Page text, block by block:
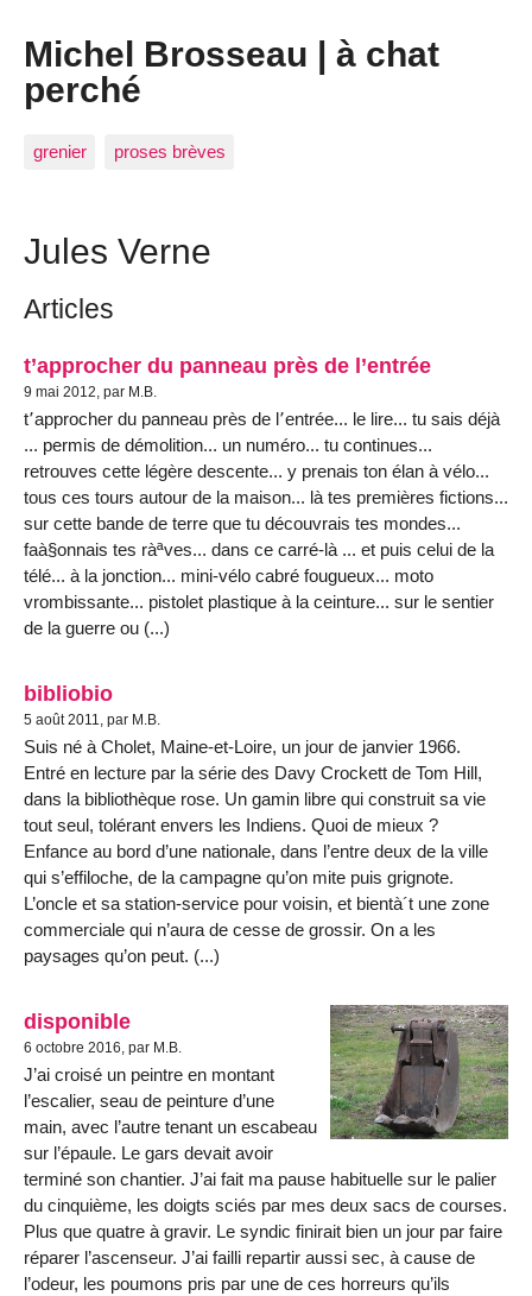
Michel Brosseau | à chat
perché
grenier proses brèves
Jules Verne
Articles
t’approcher du panneau près de l’entrée
9 mai 2012, par M.B.
t՚approcher du panneau près de l՚entrée... le lire... tu sais déjà
... permis de démolition... un numéro... tu continues...
retrouves cette légère descente... y prenais ton élan à vélo...
tous ces tours autour de la maison... là tes premières fictions...
sur cette bande de terre que tu découvrais tes mondes...
faà§onnais tes ràªves... dans ce carré-là ... et puis celui de la
télé... à la jonction... mini-vélo cabré fougueux... moto
vrombissante... pistolet plastique à la ceinture... sur le sentier
de la guerre ou (...)
bibliobio
5 août 2011, par M.B.
Suis né à Cholet, Maine-et-Loire, un jour de janvier 1966.
Entré en lecture par la série des Davy Crockett de Tom Hill,
dans la bibliothèque rose. Un gamin libre qui construit sa vie
tout seul, tolérant envers les Indiens. Quoi de mieux ?
Enfance au bord d’une nationale, dans l’entre deux de la ville
qui s’effiloche, de la campagne qu’on mite puis grignote.
L’oncle et sa station-service pour voisin, et bientà´t une zone
commerciale qui n’aura de cesse de grossir. On a les
paysages qu’on peut. (...)
disponible
6 octobre 2016, par M.B.
J’ai croisé un peintre en montant
l’escalier, seau de peinture d’une
main, avec l’autre tenant un escabeau
sur l’épaule. Le gars devait avoir
terminé son chantier. J’ai fait ma pause habituelle sur le palier
du cinquième, les doigts sciés par mes deux sacs de courses.
Plus que quatre à gravir. Le syndic finirait bien un jour par faire
réparer l’ascenseur. J’ai failli repartir aussi sec, à cause de
l’odeur, les poumons pris par une de ces horreurs qu’ils